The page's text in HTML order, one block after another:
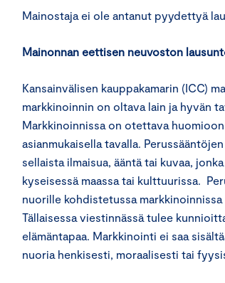
Mainostaja ei ole antanut pyydettyä
Mainonnan eettisen neuvoston
Kansainvälisen kauppakamarin (ICC)
markkinoinnin on oltava lain ja hyvän
Markkinoinnissa on otettava
asianmukaisella tavalla.
sellaista ilmaisua, ääntä tai kuvaa,
kyseisessä maassa tai kulttuurissa.
nuorille kohdistetussa
Tällaisessa viestinnässä tulee
elämäntapaa. Markkinointi ei saa
nuoria henkisesti, moraalisesti tai